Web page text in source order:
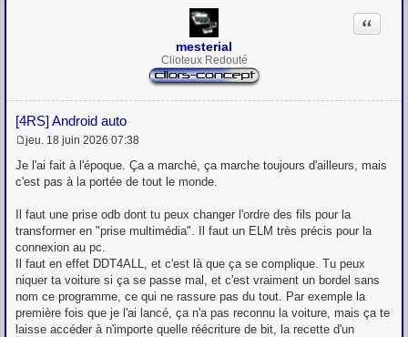
mesterial
Clioteux Redouté
[4RS] Android auto
Citation
M
e
s
g
e
jeu. 18 juin 2026 07:38
Je l'ai fait à l'époque. Ça a marché, ça marche toujours d'ailleurs, mais
c'est pas à la portée de tout le monde.
Il faut une prise odb dont tu peux changer l'ordre des fils pour la
transformer en "prise multimédia". Il faut un ELM très précis pour la
connexion au pc.
Il faut en effet DDT4ALL, et c'est là que ça se complique. Tu peux
niquer ta voiture si ça se passe mal, et c'est vraiment un bordel sans
nom ce programme, ce qui ne rassure pas du tout. Par exemple la
première fois que je l'ai lancé, ça n'a pas reconnu la voiture, mais ça te
laisse accéder à n'importe quelle réécriture de bit, la recette d'un